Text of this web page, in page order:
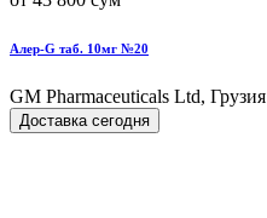
Алер-G таб. 10мг №20
GM Pharmaceuticals Ltd, Грузия
Доставка сегодня